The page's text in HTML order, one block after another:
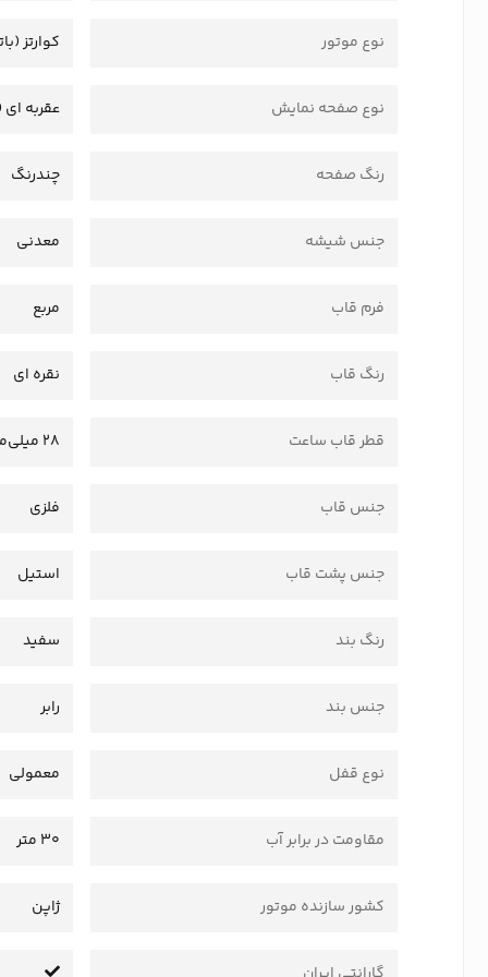
نوع موتور کوارتز
نوع صفحه نمایش عقربه ای
رنگ صفحه چندرنگ
جنس شیشه معدنی
فرم قاب مربع
رنگ قاب نقره ای
قطر قاب ساعت 28 میلی‌متر
جنس قاب فلزی
جنس پشت قاب استیل
رنگ بند سفید
جنس بند رابر
نوع قفل معمولی
مقاومت در برابر آب 30 متر
کشور سازنده موتور ژاپن